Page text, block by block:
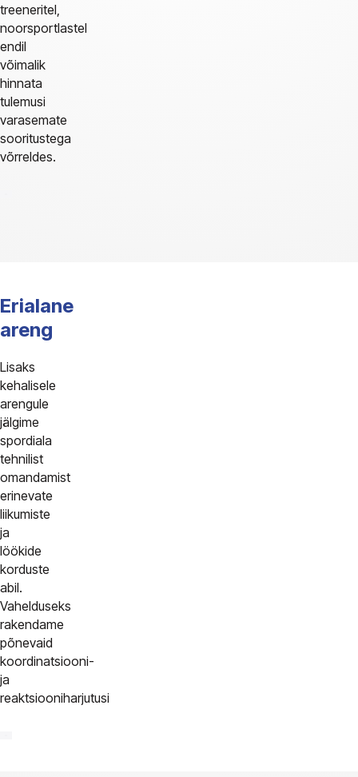
treeneritel,
noorsportlastel
endil
võimalik
hinnata
tulemusi
varasemate
sooritustega
võrreldes.
Erialane
areng
Lisaks
kehalisele
arengule
jälgime
spordiala
tehnilist
omandamist
erinevate
liikumiste
ja
löökide
korduste
abil.
Vahelduseks
rakendame
põnevaid
koordinatsiooni-
ja
reaktsiooniharjutusi